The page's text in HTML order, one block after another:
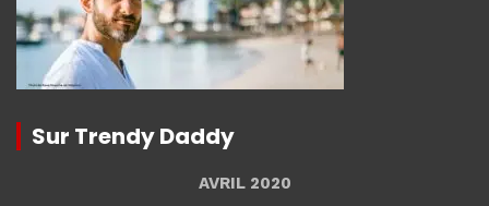
Sur Trendy Daddy
AVRIL 2020